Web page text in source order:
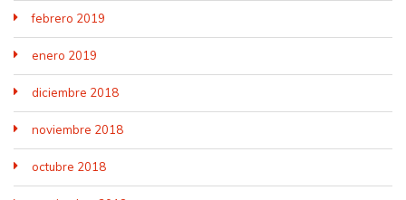
febrero 2019
enero 2019
diciembre 2018
noviembre 2018
octubre 2018